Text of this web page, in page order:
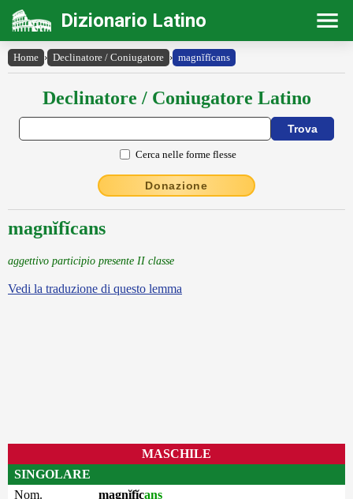
Dizionario Latino
Home › Declinatore / Coniugatore › magnĭfĭcans
Declinatore / Coniugatore Latino
Cerca nelle forme flesse
Donazione
magnĭfĭcans
aggettivo participio presente II classe
Vedi la traduzione di questo lemma
MASCHILE
SINGOLARE
Nom.
magnĭfĭcans